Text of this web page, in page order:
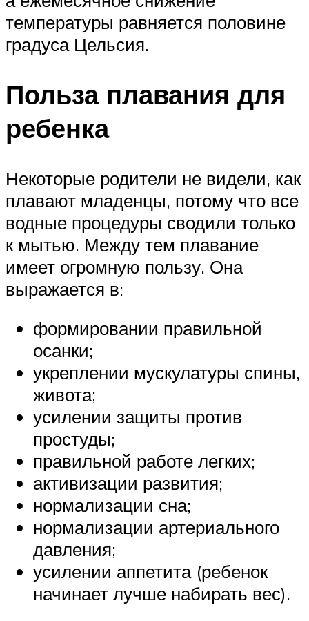
температуры равняется половине
градуса Цельсия.
Польза плавания для
ребенка
Некоторые родители не видели, как
плавают младенцы, потому что все
водные процедуры сводили только
к мытью. Между тем плавание
имеет огромную пользу. Она
выражается в:
формировании правильной
осанки;
укреплении мускулатуры спины,
живота;
усилении защиты против
простуды;
правильной работе легких;
активизации развития;
нормализации сна;
нормализации артериального
давления;
усилении аппетита (ребенок
начинает лучше набирать вес).